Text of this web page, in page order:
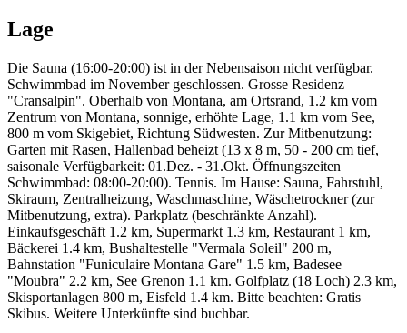
Lage
Die Sauna (16:00-20:00) ist in der Nebensaison nicht verfügbar.
Schwimmbad im November geschlossen. Grosse Residenz
"Cransalpin". Oberhalb von Montana, am Ortsrand, 1.2 km vom
Zentrum von Montana, sonnige, erhöhte Lage, 1.1 km vom See,
800 m vom Skigebiet, Richtung Südwesten. Zur Mitbenutzung:
Garten mit Rasen, Hallenbad beheizt (13 x 8 m, 50 - 200 cm tief,
saisonale Verfügbarkeit: 01.Dez. - 31.Okt. Öffnungszeiten
Schwimmbad: 08:00-20:00). Tennis. Im Hause: Sauna, Fahrstuhl,
Skiraum, Zentralheizung, Waschmaschine, Wäschetrockner (zur
Mitbenutzung, extra). Parkplatz (beschränkte Anzahl).
Einkaufsgeschäft 1.2 km, Supermarkt 1.3 km, Restaurant 1 km,
Bäckerei 1.4 km, Bushaltestelle "Vermala Soleil" 200 m,
Bahnstation "Funiculaire Montana Gare" 1.5 km, Badesee
"Moubra" 2.2 km, See Grenon 1.1 km. Golfplatz (18 Loch) 2.3 km,
Skisportanlagen 800 m, Eisfeld 1.4 km. Bitte beachten: Gratis
Skibus. Weitere Unterkünfte sind buchbar.